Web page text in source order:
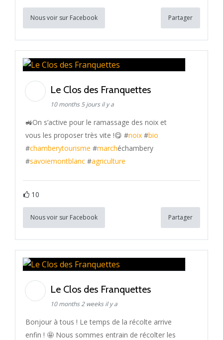
Nous voir sur Facebook Partager
Le Clos des Franquettes
10 months 5 jours il y a
🚜On s’active pour le ramassage des noix et
vous les proposer très vite !😋 #noix #bio
#chamberytourisme #marchéchambery
#savoiemontblanc #agriculture
10
Nous voir sur Facebook Partager
Le Clos des Franquettes
10 months 2 weeks il y a
Bonjour à tous ! Le temps de la récolte arrive
enfin ! 🤩 Nous sommes entrain de récolter les